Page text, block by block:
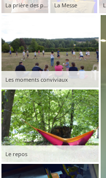
La prière des petits La Messe
Les moments conviviaux
Le repos